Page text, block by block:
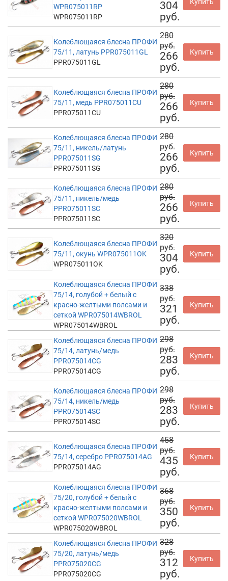
WPR075011RP
WPR075011RP
304
руб.
Колеблющаяся блесна ПРОФИ
75/11, латунь PPR075011GL
PPR075011GL
280
руб.
266
руб.
Купить
Колеблющаяся блесна ПРОФИ
75/11, медь PPR075011CU
PPR075011CU
280
руб.
266
руб.
Купить
Колеблющаяся блесна ПРОФИ
75/11, никель/латунь
PPR075011SG
PPR075011SG
280
руб.
266
руб.
Купить
Колеблющаяся блесна ПРОФИ
75/11, никель/медь
PPR075011SC
PPR075011SC
280
руб.
266
руб.
Купить
Колеблющаяся блесна ПРОФИ
75/11, окунь WPR075011OK
WPR075011OK
320
руб.
304
руб.
Купить
Колеблющаяся блесна ПРОФИ
75/14, голубой + белый с
красно-желтыми полсами и
сеткой WPR075014WBROL
WPR075014WBROL
338
руб.
321
руб.
Купить
Колеблющаяся блесна ПРОФИ
75/14, латунь/медь
PPR075014CG
PPR075014CG
298
руб.
283
руб.
Купить
Колеблющаяся блесна ПРОФИ
75/14, никель/медь
PPR075014SC
PPR075014SC
298
руб.
283
руб.
Купить
Колеблющаяся блесна ПРОФИ
75/14, серебро PPR075014AG
PPR075014AG
458
руб.
435
руб.
Купить
Колеблющаяся блесна ПРОФИ
75/20, голубой + белый с
красно-желтыми полсами и
сеткой WPR075020WBROL
WPR075020WBROL
368
руб.
350
руб.
Купить
Колеблющаяся блесна ПРОФИ
75/20, латунь/медь
PPR075020CG
PPR075020CG
328
руб.
312
руб.
Купить